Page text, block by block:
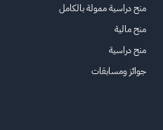
منح دراسية ممولة بالكامل
منح مالية
منح دراسية
جوائز ومسابقات